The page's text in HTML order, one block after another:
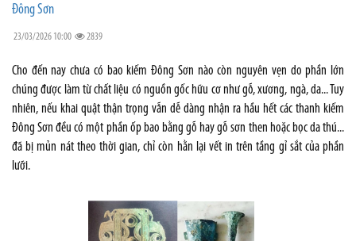
Đông Sơn
23/03/2026 10:00 2839
Cho đến nay chưa có bao kiếm Đông Sơn nào còn nguyên vẹn do phần lớn
chúng được làm từ chất liệu có nguồn gốc hữu cơ như gỗ, xương, ngà, da... Tuy
nhiên, nếu khai quật thận trọng vẫn dễ dàng nhận ra hầu hết các thanh kiếm
Đông Sơn đều có một phần ốp bao bằng gỗ hay gỗ sơn then hoặc bọc da thú...
đã bị mủn nát theo thời gian, chỉ còn hằn lại vết in trên tầng gỉ sắt của phần
lưỡi.